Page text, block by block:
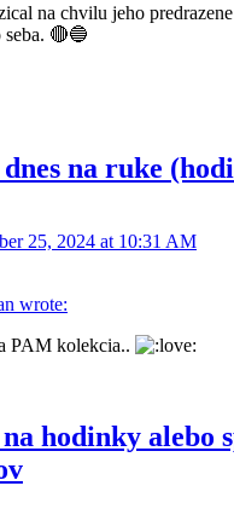
na chvilu jeho
seba. 🔴🔵
na ruke
25, 2024 at 10:31 AM
wrote:
PAM kolekcia..
hodinky alebo